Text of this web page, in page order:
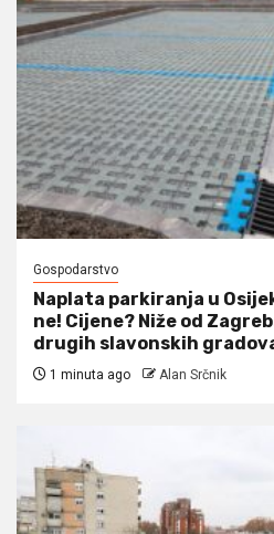
Gospodarstvo
Naplata parkiranja u
ne! Cijene? Niže od
drugih slavonskih
1 minuta ago Alan Srčnik